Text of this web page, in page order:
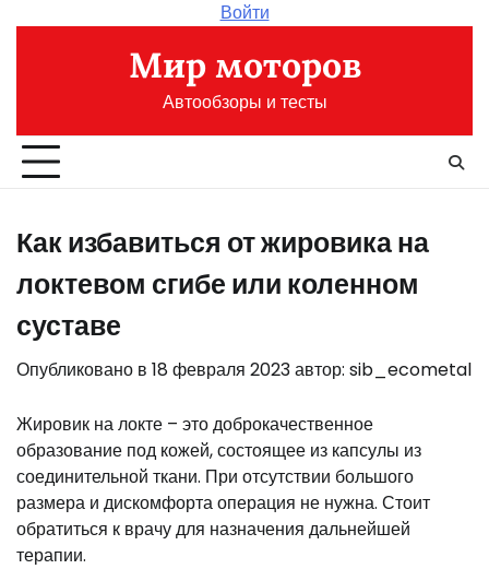
Войти
Мир моторов
Автообзоры и тесты
Как избавиться от жировика на
локтевом сгибе или коленном
суставе
Опубликовано в 18 февраля 2023автор: sib_ecometal
Жировик на локте – это доброкачественное
образование под кожей, состоящее из капсулы из
соединительной ткани. При отсутствии большого
размера и дискомфорта операция не нужна. Стоит
обратиться к врачу для назначения дальнейшей
терапии.